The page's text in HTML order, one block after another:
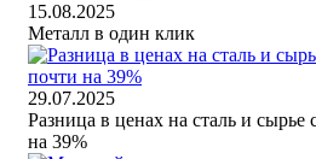
15.08.2025
Металл в один клик
29.07.2025
Разница в ценах на сталь и сырье
на 39%